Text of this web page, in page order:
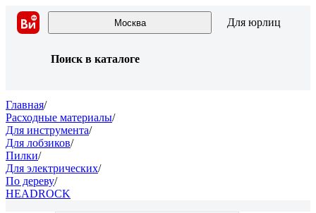
Москва Для юрлиц
Поиск в каталоге
Главная/
Расходные материалы/
Для инструмента/
Для лобзиков/
Пилки/
Для электрических/
По дереву/
HEADROCK